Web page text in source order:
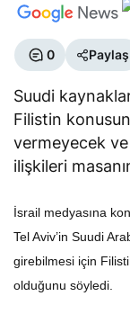
0 Paylaş
Suudi
Filistin
vermeyecek
ilişkileri
İsrail medyasına
Tel Aviv’in Suudi
girebilmesi için
olduğunu söyledi.